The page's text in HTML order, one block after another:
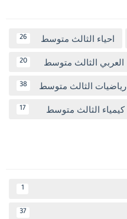
احياء الثالث متوسط 26
العربي الثالث متوسط 20
رياضيات الثالث متوسط 38
كيمياء الثالث متوسط 17
1
37